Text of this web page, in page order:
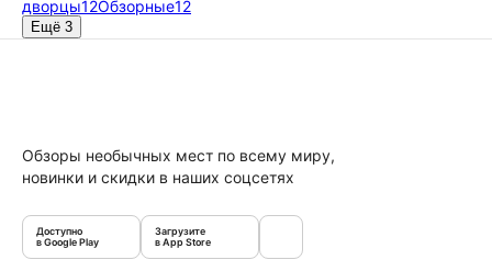
дворцы12Обзорные12
Ещё 3
Обзоры необычных мест по всему миру,
новинки и скидки в наших соцсетях
Доступно
в Google Play
Загрузите
в App Store